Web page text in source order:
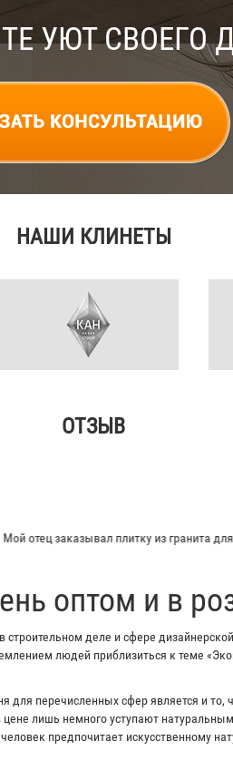
УЮТ СВОЕГО
НАШИ КЛИНЕТЫ
ОТЗЫВ
своего дома. Больше всего понравилось
оптом и в
деле и сфере
людей приблизиться к теме
для перечисленных сфер является и
лишь немного уступают
предпочитает искусственному